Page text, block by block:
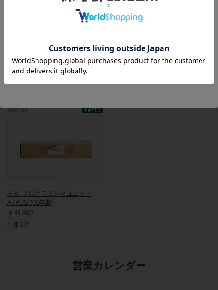
化（ひび割れや硬化）がないことも確認しておりますので、安心
してお使いいただけます。ビニール袋は多少の劣化が見られるた
この商品と同一型番の商品
三菱 プログラミングユニット
A7PUS (01年製)
￥49,800
在庫 2個
営業カレンダー